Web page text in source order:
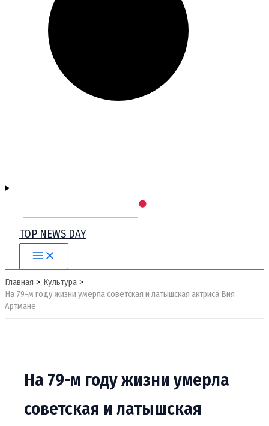
TOP NEWS DAY
Main
Menu
Главная
Культура
На 79-м году жизни умерла советская и латышская актриса Вия
Артмане
На 79-м году жизни умерла
советская и латышская